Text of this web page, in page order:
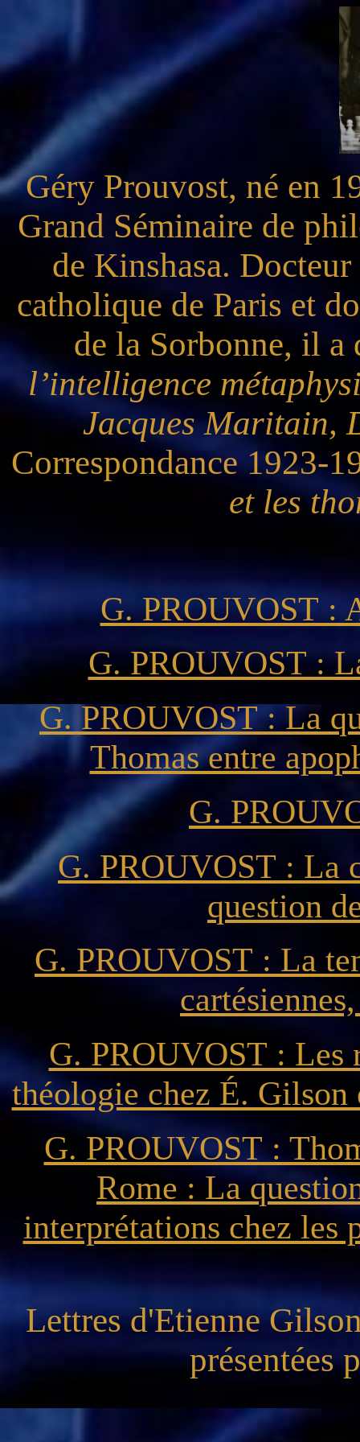
Géry Prouvost, né en
Grand Séminaire de
de Kinshasa.
catholique de Paris et
de la Sorbonne, il
l’intelligence
Jacques Maritain,
Correspondance 1923-
et les
G. PROUVOST :
G. PROUVOST :
G. PROUVOST : La
Thomas entre
G.
G. PROUVOST : La
question
G. PROUVOST : La
G. PROUVOST : Les
théologie chez É. Gilson
G. PROUVOST :
Rome : La
interprétations chez
Lettres d'Etienne
présentées